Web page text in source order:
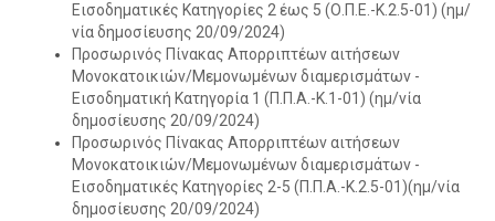
Εισοδηματικές Κατηγορίες 2 έως 5 (Ο.Π.Ε.-Κ.2.5-01) (ημ/
νία δημοσίευσης 20/09/2024)
Προσωρινός Πίνακας Απορριπτέων αιτήσεων
Μονοκατοικιών/Μεμονωμένων διαμερισμάτων -
Εισοδηματική Κατηγορία 1 (Π.Π.Α.-Κ.1-01) (ημ/νία
δημοσίευσης 20/09/2024)
Προσωρινός Πίνακας Απορριπτέων αιτήσεων
Μονοκατοικιών/Μεμονωμένων διαμερισμάτων -
Εισοδηματικές Κατηγορίες 2-5 (Π.Π.Α.-Κ.2.5-01)(ημ/νία
δημοσίευσης 20/09/2024)